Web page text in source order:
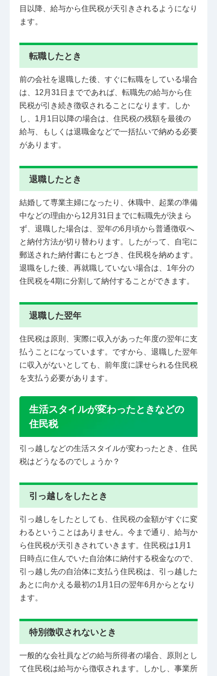
目以降、給与から住民税が天引きされるようになり
ます。
転職したとき
前の会社を退職した後、すぐに転職をしている場合
は、12月31日までであれば、転職先の給与から住
民税が引き続き徴収されることになります。しか
し、1月1日以降の場合は、住民税の残額を最後の
給与、もしくは退職金などで一括払いで納める必要
があります。
退職したとき
結婚して専業主婦になったり、休職中、起業の準備
中などの理由から12月31日までに転職先が決まら
ず、退職した場合は、翌年の6月頃から普通徴収へ
と納付方法が切り替わります。したがって、自宅に
郵送された納付書にもとづき、住民税を納めます。
退職をした後、再就職していない場合は、1年分の
住民税を4期に分割して納付することができます。
退職した翌年
住民税は原則、実際に収入があった年度の翌年に支
払うことになっています。ですから、退職した翌年
に収入がないとしても、前年度に課せられる住民税
を支払う必要があります。
生活スタイルが変わったときなどの
住民税
引っ越しなどの生活スタイルが変わったとき、住民
税はどうなるのでしょうか？
引っ越しをしたとき
引っ越しをしたとしても、住民税の金額がすぐに変
わるということはありません。今まで通り、給与か
ら住民税が天引きされていきます。住民税は1月1
日時点に住んでいた自治体に納付する税金なので、
引っ越し先の自治体に支払う住民税は、引っ越した
あとに向かえる最初の1月1日の翌年6月からとなり
ます。
特別徴収されないとき
一般的な会社員などの給与所得者の場合、原則とし
て住民税は給与から徴収されます。しかし、事業所